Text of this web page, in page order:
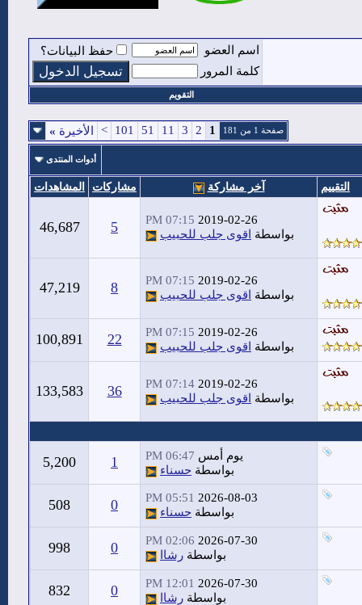
اسم العضو
حفظ البيانات؟
كلمة المرور
التقويم
صفحة 1 من 181 1
2
3
11
51
101
> الأخيرة »
أدوات المنتدى
التقييم آخر مشاركة مشاركات المشاهدات
2019-02-26
07:15 PM
بواسطة
اقوى جلب للحبيب 5
46,687
2019-02-26
07:15 PM
بواسطة
اقوى جلب للحبيب 8
47,219
2019-02-26
07:15 PM
بواسطة
اقوى جلب للحبيب 22
100,891
2019-02-26
07:14 PM
بواسطة
اقوى جلب للحبيب 36
133,583
يوم أمس 06:47 PM
بواسطة حسناء 1
5,200
2026-08-03
05:51 PM
بواسطة حسناء 0
508
2026-07-30
02:06 PM
بواسطة رشاا 0
998
2026-07-30
12:01 PM
بواسطة رشاا 0
832